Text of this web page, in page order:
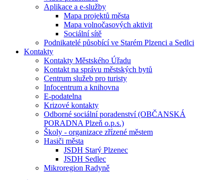
Aplikace a e-služby
Mapa projektů města
Mapa volnočasových aktivit
Sociální sítě
Podnikatelé působící ve Starém Plzenci a Sedlci
Kontakty
Kontakty Městského Úřadu
Kontakt na správu městských bytů
Centrum služeb pro turisty
Infocentrum a knihovna
E-podatelna
Krizové kontakty
Odborné sociální poradenství (OBČANSKÁ
PORADNA Plzeň o.p.s.)
Školy - organizace zřízené městem
Hasiči města
JSDH Starý Plzenec
JSDH Sedlec
Mikroregion Radyně